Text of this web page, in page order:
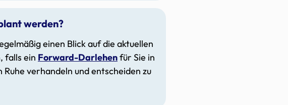
werden?
einen Blick auf die aktuellen
falls ein Forward-Darlehenfür Sie in
verhandeln und entscheiden zu